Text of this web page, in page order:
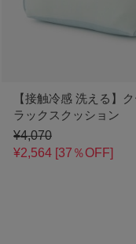
【接触冷感 洗える】
ラックスクッション
¥4,070
¥2,564 [37％OFF]